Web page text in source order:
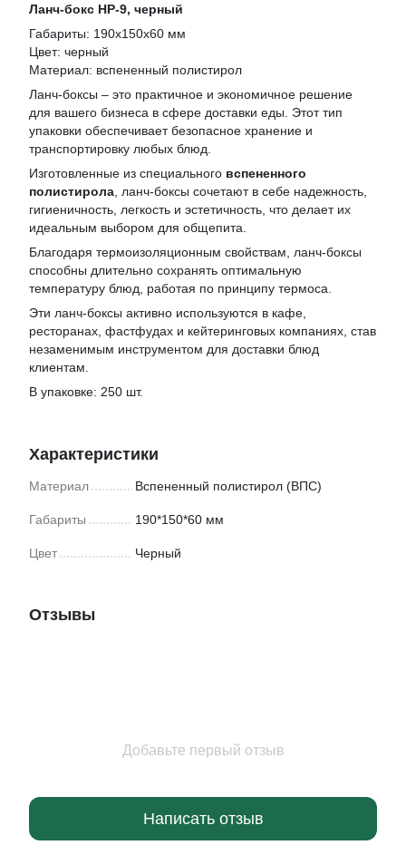
Ланч-бокс HP-9, черный
Габариты: 190x150x60 мм
Цвет: черный
Материал: вспененный полистирол
Ланч-боксы – это практичное и экономичное решение
для вашего бизнеса в сфере доставки еды. Этот тип
упаковки обеспечивает безопасное хранение и
транспортировку любых блюд.
Изготовленные из специального вспененного
полистирола , ланч-боксы сочетают в себе надежность,
гигиеничность, легкость и эстетичность, что делает их
идеальным выбором для общепита.
Благодаря термоизоляционным свойствам, ланч-боксы
способны длительно сохранять оптимальную
температуру блюд, работая по принципу термоса.
Эти ланч-боксы активно используются в кафе,
ресторанах, фастфудах и кейтеринговых компаниях, став
незаменимым инструментом для доставки блюд
клиентам.
В упаковке: 250 шт.
Характеристики
Материал Вспененный полистирол (ВПС)
Габариты 190*150*60 мм
Цвет Черный
Отзывы
Добавьте первый отзыв
Написать отзыв